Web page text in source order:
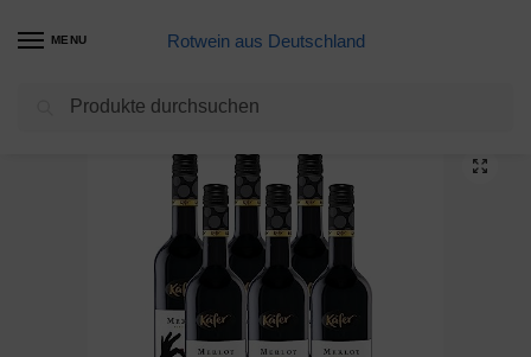
MENU Rotwein aus Deutschland
Meine Weine corpus delicti :: Kerze auf Rädern – VW Käfer – das Geburtstagsgeschenk für alle Beetle-Fans (gelb) (20.5K)